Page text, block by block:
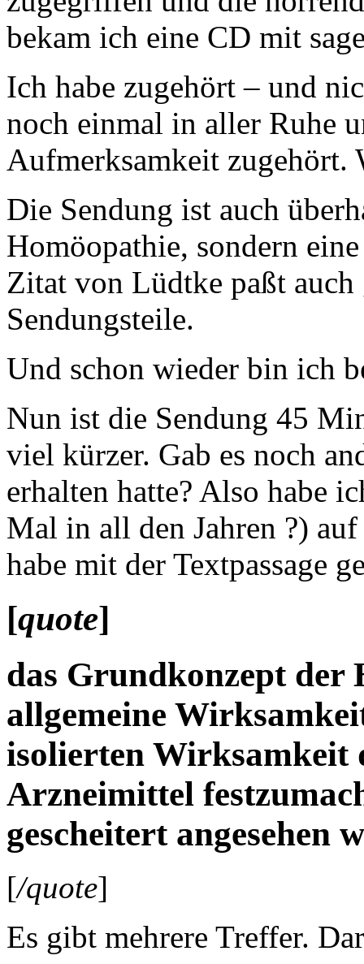
bekam ich eine CD mit
Ich habe zugehört – und
noch einmal in aller Ruhe
Aufmerksamkeit zugehört.
Die Sendung ist auch
Homöopathie, sondern
Zitat von Lüdtke paßt
Sendungsteile.
Und schon wieder bin ich
Nun ist die Sendung 45
viel kürzer. Gab es noch
erhalten hatte? Also habe
Mal in all den Jahren ?)
habe mit der Textpassage
[quote]
das Grundkonzept der
allgemeine
isolierten Wirksamkeit
Arzneimittel
gescheitert angesehen
[/quote]
Es gibt mehrere Treffer.